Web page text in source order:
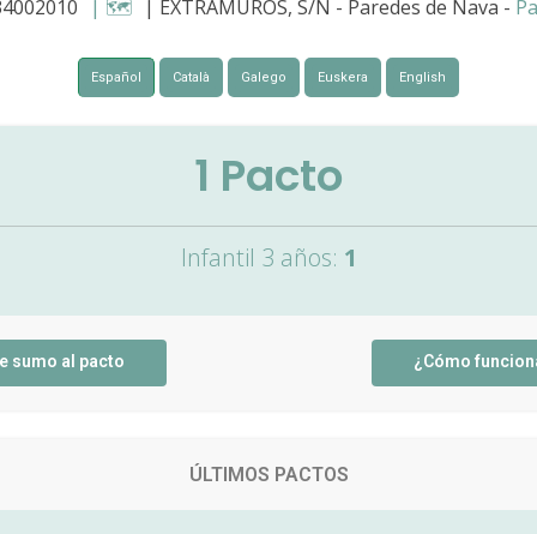
| 🗺️ | EXTRAMUROS, S/N - Paredes de Nava -
Español Català Galego Euskera English
1 Pacto
Infantil 3 años: 1
sumo al pacto ¿Cómo
ÚLTIMOS PACTOS